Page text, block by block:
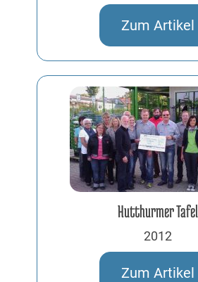
Zum Artikel
Hutthurmer Tafel
2012
Zum Artikel